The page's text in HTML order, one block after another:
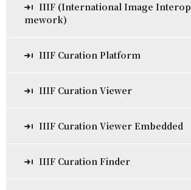
IIIF (International Image
mework)
IIIF Curation Platform
IIIF Curation Viewer
IIIF Curation Viewer Embedded
IIIF Curation Finder